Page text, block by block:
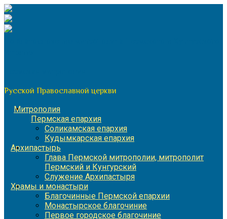
Перейти
к
содержимому
Русской Православной церкви
Митрополия
Пермская епархия
Соликамская епархия
Кудымкарская епархия
Архипастырь
Глава Пермской митрополии, митрополит
Пермский и Кунгурский
Служение Архипастыря
Храмы и монастыри
Благочинные Пермской епархии
Монастырское благочиние
Первое городское благочиние